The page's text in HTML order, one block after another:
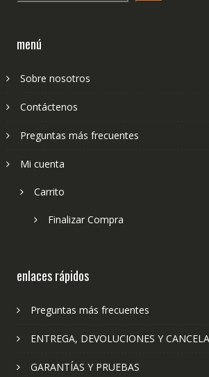
menú
Sobre nosotros
Contáctenos
Preguntas más frecuentes
Mi cuenta
Carrito
Finalizar Compra
enlaces rápidos
Preguntas más frecuentes
ENTREGA, DEVOLUCIONES Y
GARANTÍAS Y PRUEBAS